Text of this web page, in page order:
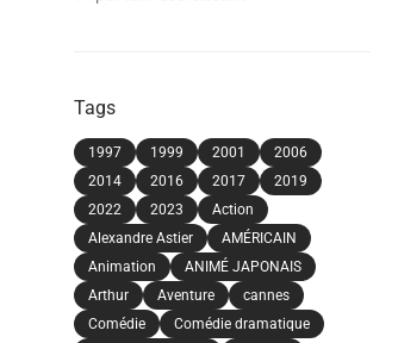
Tags
1997 1999 2001
2006
2014
2016 2017
2019
2022
2023
Action
Alexandre Astier
AMÉRICAIN
Animation
ANIMÉ JAPONAIS
Arthur
Aventure
cannes
Comédie
Comédie dramatique